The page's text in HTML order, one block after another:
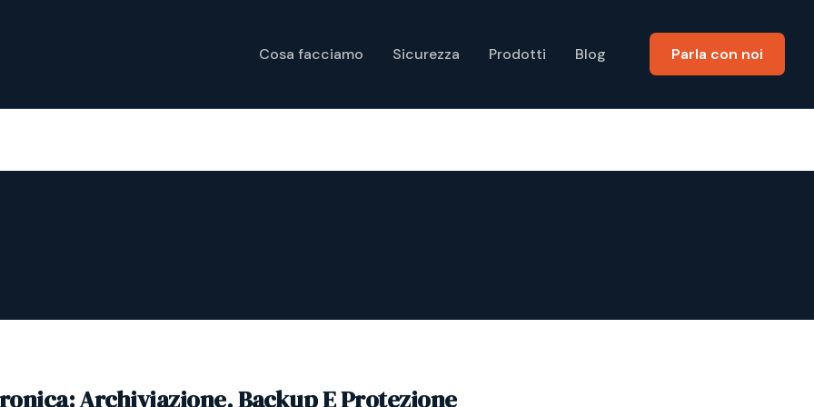
Cosa facciamo Sicurezza Prodotti Blog Parla con noi
Archiviazione, Backup E Protezione